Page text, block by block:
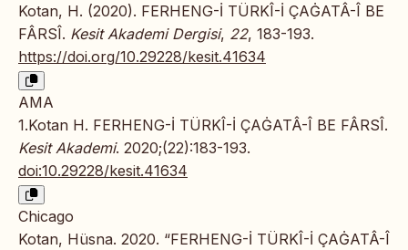
Kotan, H. (2020). FERHENG-İ TÜRKÎ-İ ÇAĠATÂ-Î BE
FÂRSÎ. Kesit Akademi Dergisi, 22, 183-193.
https://doi.org/10.29228/kesit.41634
AMA
1.Kotan H. FERHENG-İ TÜRKÎ-İ ÇAĠATÂ-Î BE FÂRSÎ.
Kesit Akademi. 2020;(22):183-193.
doi:10.29228/kesit.41634
Chicago
Kotan, Hüsna. 2020. “FERHENG-İ TÜRKÎ-İ ÇAĠATÂ-Î